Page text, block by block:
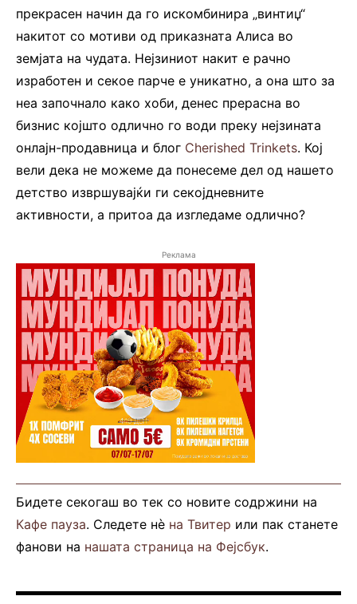
прекрасен начин да го искомбинира „винтиџ“
накитот со мотиви од приказната Алиса во
земјата на чудата. Нејзиниот накит е рачно
изработен и секое парче е уникатно, а она што за
неа започнало како хоби, денес прерасна во
бизнис којшто одлично го води преку нејзината
онлајн-продавница и блог Cherished Trinkets. Кој
вели дека не можеме да понесеме дел од нашето
детство извршувајќи ги секојдневните
активности, а притоа да изгледаме одлично?
Реклама
Бидете секогаш во тек со новите содржини на
Кафе пауза. Следете нè на Твитер или пак станете
фанови на нашата страница на Фејсбук.